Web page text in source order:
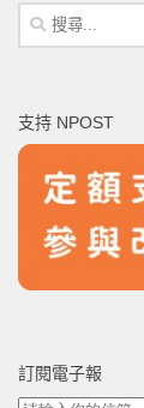
搜
尋
字:
支持 NPOST
訂閱電子報